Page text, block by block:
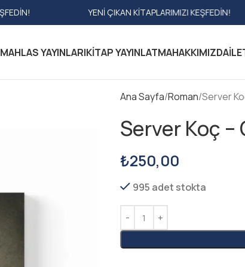
YENI ÇIKAN KITAPLARIMIZI KEŞFEDIN!
MAHLAS YAYINLARIKITAP YAYINLATMAHAKKIMIZDA
Ana Sayfa Roman Server
Server Koç –
₺250,00
995 adet stokta